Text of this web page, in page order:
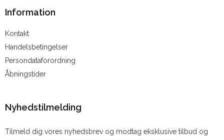
Information
Kontakt
Handelsbetingelser
Persondataforordning
Åbningstider
Nyhedstilmelding
Tilmeld dig vores nyhedsbrev og modtag eksklusive tilbud og